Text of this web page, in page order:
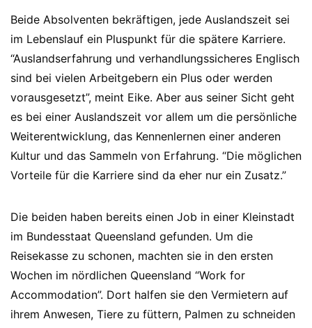
Beide Absolventen bekräftigen, jede Auslandszeit sei
im Lebenslauf ein Pluspunkt für die spätere Karriere.
“Auslandserfahrung und verhandlungssicheres Englisch
sind bei vielen Arbeitgebern ein Plus oder werden
vorausgesetzt”, meint Eike. Aber aus seiner Sicht geht
es bei einer Auslandszeit vor allem um die persönliche
Weiterentwicklung, das Kennenlernen einer anderen
Kultur und das Sammeln von Erfahrung. “Die möglichen
Vorteile für die Karriere sind da eher nur ein Zusatz.”
Die beiden haben bereits einen Job in einer Kleinstadt
im Bundesstaat Queensland gefunden. Um die
Reisekasse zu schonen, machten sie in den ersten
Wochen im nördlichen Queensland “Work for
Accommodation”. Dort halfen sie den Vermietern auf
ihrem Anwesen, Tiere zu füttern, Palmen zu schneiden